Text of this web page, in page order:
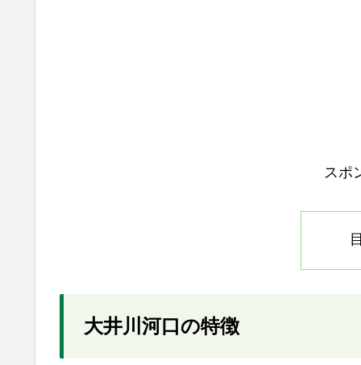
スポ
大井川河口の特徴